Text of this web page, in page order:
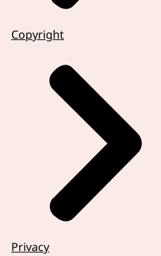
Copyright
Privacy